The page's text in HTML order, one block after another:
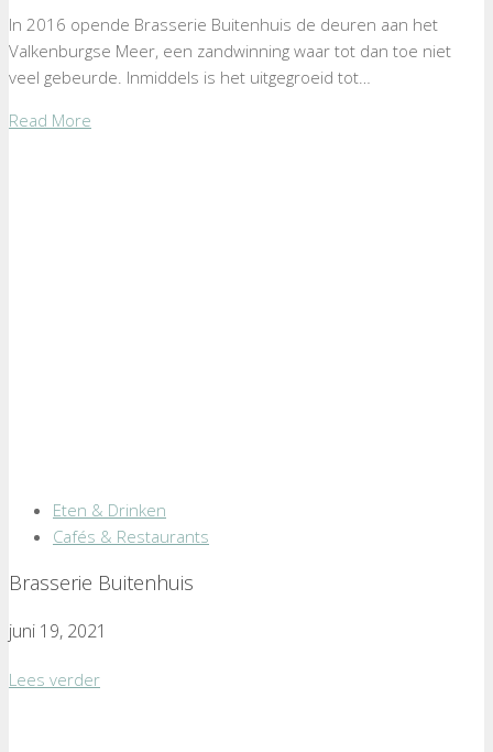
In 2016 opende Brasserie Buitenhuis de deuren aan het
Valkenburgse Meer, een zandwinning waar tot dan toe niet
veel gebeurde. Inmiddels is het uitgegroeid tot…
Read More
Eten & Drinken
Cafés & Restaurants
Brasserie Buitenhuis
juni 19, 2021
Lees verder